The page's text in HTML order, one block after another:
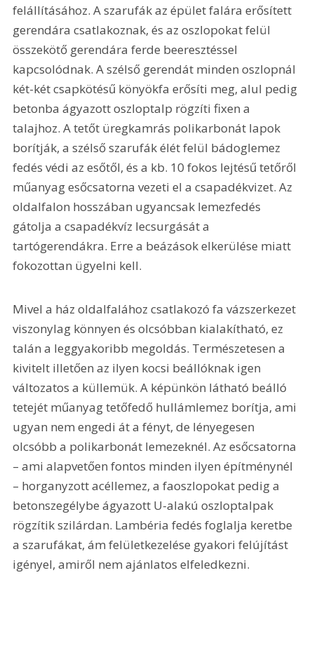
felállításához. A szarufák az épület falára erősített
gerendára csatlakoznak, és az oszlopokat felül
összekötő gerendára ferde beeresztéssel
kapcsolódnak. A szélső gerendát minden oszlopnál
két-két csapkötésű könyökfa erősíti meg, alul pedig
betonba ágyazott oszloptalp rögzíti fixen a
talajhoz. A tetőt üregkamrás polikarbonát lapok
borítják, a szélső szarufák élét felül bádoglemez
fedés védi az esőtől, és a kb. 10 fokos lejtésű tetőről
műanyag esőcsatorna vezeti el a csapadékvizet. Az
oldalfalon hosszában ugyancsak lemezfedés
gátolja a csapadékvíz lecsurgását a
tartógerendákra. Erre a beázások elkerülése miatt
fokozottan ügyelni kell.
Mivel a ház oldalfalához csatlakozó fa vázszerkezet
viszonylag könnyen és olcsóbban kialakítható, ez
talán a leggyakoribb megoldás. Természetesen a
kivitelt illetően az ilyen kocsi beállóknak igen
változatos a küllemük. A képünkön látható beálló
tetejét műanyag tetőfedő hullámlemez borítja, ami
ugyan nem engedi át a fényt, de lényegesen
olcsóbb a polikarbonát lemezeknél. Az esőcsatorna
– ami alapvetően fontos minden ilyen építménynél
– horganyzott acéllemez, a faoszlopokat pedig a
betonszegélybe ágyazott U-alakú oszloptalpak
rögzítik szilárdan. Lambéria fedés foglalja keretbe
a szarufákat, ám felületkezelése gyakori felújítást
igényel, amiről nem ajánlatos elfeledkezni.